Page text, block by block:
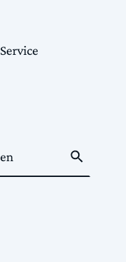
Service